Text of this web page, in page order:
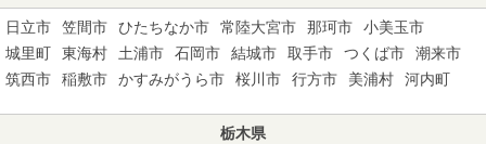
日立市 笠間市 ひたちなか市 常陸大宮市 那珂市
小美玉市
城里町
東海村 土浦市 石岡市 結城市 取手市 つくば市
潮来市
筑西市
稲敷市 かすみがうら市 桜川市 行方市 美浦村 河内町
栃木県